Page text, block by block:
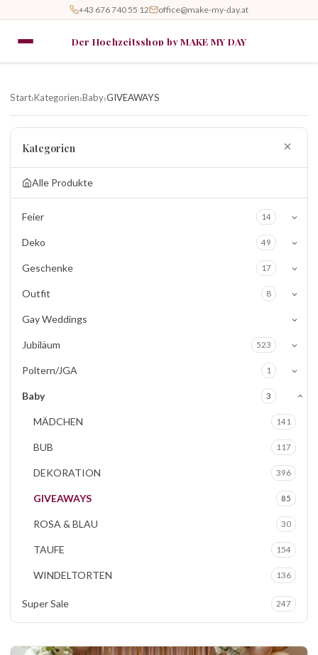
+43 676 740 55 12 office@make-my-day.at
Der Hochzeitsshop by MAKE MY DAY
Start›Kategorien›Baby›GIVEAWAYS
Kategorien
Alle Produkte
Feier 14
Deko 49
Geschenke 17
Outfit 8
Gay Weddings
Jubiläum 523
Poltern/JGA 1
Baby 3
MÄDCHEN 141
BUB 117
DEKORATION 396
GIVEAWAYS 85
ROSA & BLAU 30
TAUFE 154
WINDELTORTEN 136
Super Sale 247